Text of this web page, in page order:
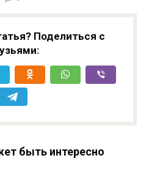
Поделиться с
быть интересно